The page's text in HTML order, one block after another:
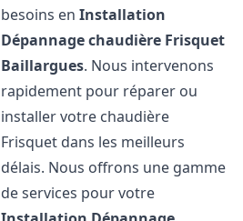
besoins enInstallation
Dépannage chaudière Frisquet
Baillargues. Nous intervenons
rapidement pour réparer ou
installer votre chaudière
Frisquet dans les meilleurs
délais. Nous offrons une gamme
de services pour votre